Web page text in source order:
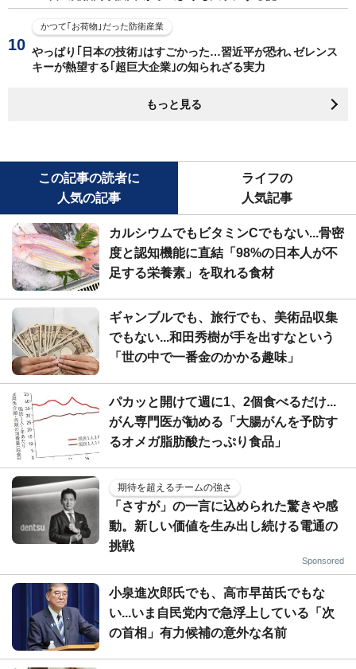
かつて｢お荷物｣だった防衛産業
やっぱり｢日本の技術｣はすごかった…習近平が恐れ､ゼレンス
キーが熱望する｢超巨大企業｣の知られざる実力
もっと見る
この記事の読者に
人気の記事
ライフの
人気記事
カルシウムでもビタミンCでもない...骨密
度と認知機能に直結「98%の日本人が不
足する栄養素」を取れる食材
ギャンブルでも、旅行でも、美術品収集
でもない...和田秀樹が手を出すなという
「世の中で一番金のかかる趣味」
パカッと開けて週に1、2個食べるだけ...
がん専門医が勧める「大腸がんを予防す
るオメガ脂肪酸たっぷり食品」
期待を超えるチームの強さ
「さすが」の一言に込められた驚きや感
動。新しい価値を生み出し続ける電通の
挑戦
Sponsored
小泉進次郎氏でも、高市早苗氏でもな
い...いま自民党内で急浮上している「次
の首相」有力候補の意外な名前